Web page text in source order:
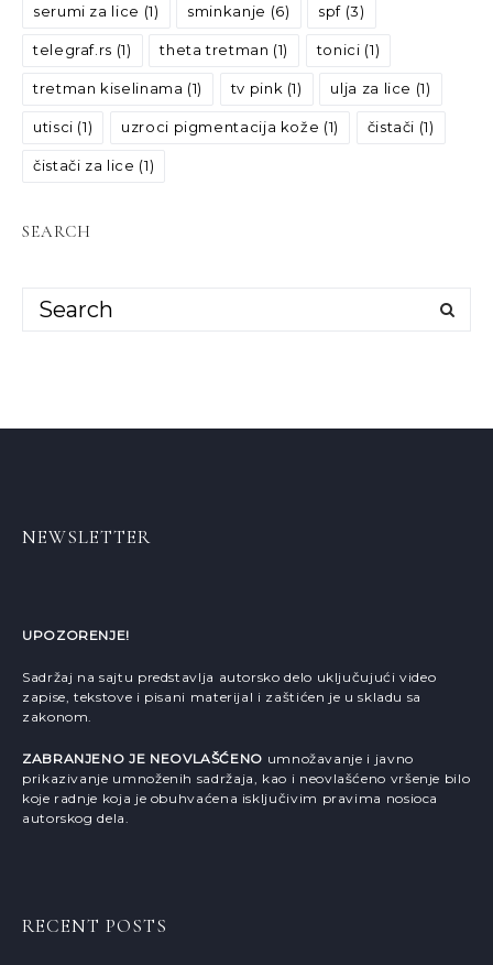
serumi za lice (1) sminkanje (6) spf (3)
telegraf.rs (1) theta tretman (1) tonici (1)
tretman kiselinama (1) tv pink (1) ulja za lice (1)
utisci (1) uzroci pigmentacija kože (1) čistači (1)
čistači za lice (1)
SEARCH
NEWSLETTER
UPOZORENJE!
Sadržaj na sajtu predstavlja autorsko delo uključujući video
zapise, tekstove i pisani materijal i zaštićen je u skladu sa
zakonom.
ZABRANJENO JE NEOVLAŠĆENO umnožavanje i javno
prikazivanje umnoženih sadržaja, kao i neovlašćeno vršenje bilo
koje radnje koja je obuhvaćena isključivim pravima nosioca
autorskog dela.
RECENT POSTS